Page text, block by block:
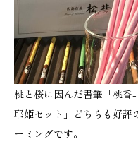
桃と桜に因んだ書筆「桃
耶姫セット」どちらも好評
ーミングです。